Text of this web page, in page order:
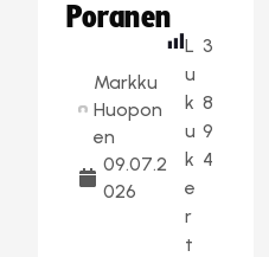
Poranen
Markku
Huopon
en
09.07.2
026
L
u
k
u
k
e
r
t
3
8
9
4